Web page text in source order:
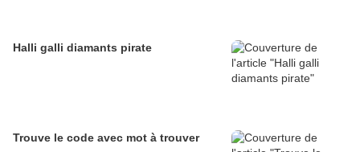
Halli galli diamants pirate
Trouve le code avec mot à trouver